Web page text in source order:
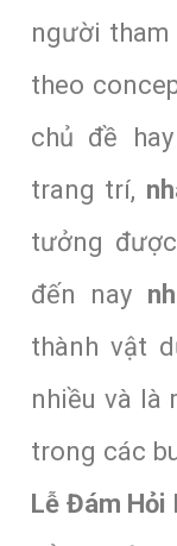
người
theo
chủ đề
trang trí,
tưởng
đến nay
thành vật
nhiều và là
trong các
Lễ Đám Hỏi